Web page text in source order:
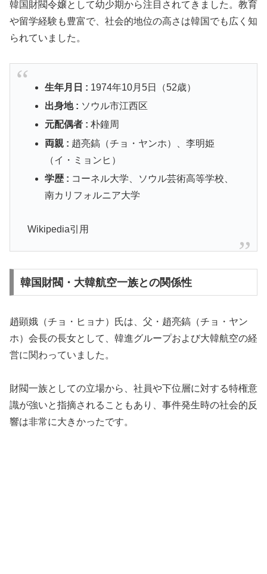
韓国財閥令嬢として幼少期から注目されてきました。教育
や留学経験も豊富で、社会的地位の高さは韓国でも広く知
られていました。
生年月日 : 1974年10月5日
（52歳）
出身地 : ソウル市江西区
元配偶者 : 朴鐘周
両親 : 趙亮鎬（チョ・ヤンホ）、李明姫
（イ・ミョンヒ）
学歴 : コーネル大学、ソウル芸術高等学校、
南カリフォルニア大学
Wikipedia引用
韓国財閥・大韓航空一族との関係性
趙顕娥（チョ・ヒョナ）氏は、父・趙亮鎬（チョ・ヤン
ホ）会長の長女として、韓進グループおよび大韓航空の経
営に関わっていました。
財閥一族としての立場から、社員や下位層に対する特権意
識が強いと指摘されることもあり、事件発生時の社会的反
響は非常に大きかったです。